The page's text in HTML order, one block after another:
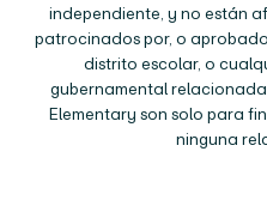
independiente, y no están
patrocinados por, o
distrito escolar, o
gubernamental
Elementary son solo para
ninguna